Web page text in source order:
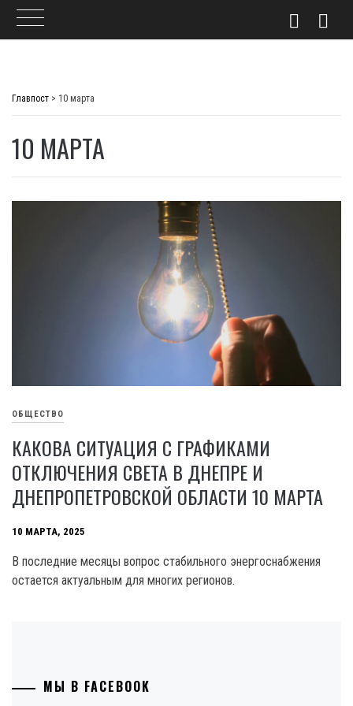
Главпост > 10 марта
10 МАРТА
ОБЩЕСТВО
КАКОВА СИТУАЦИЯ С ГРАФИКАМИ
ОТКЛЮЧЕНИЯ СВЕТА В ДНЕПРЕ И
ДНЕПРОПЕТРОВСКОЙ ОБЛАСТИ 10 МАРТА
10 МАРТА, 2025
В последние месяцы вопрос стабильного энергоснабжения
остается актуальным для многих регионов.
МЫ В FACEBOOK